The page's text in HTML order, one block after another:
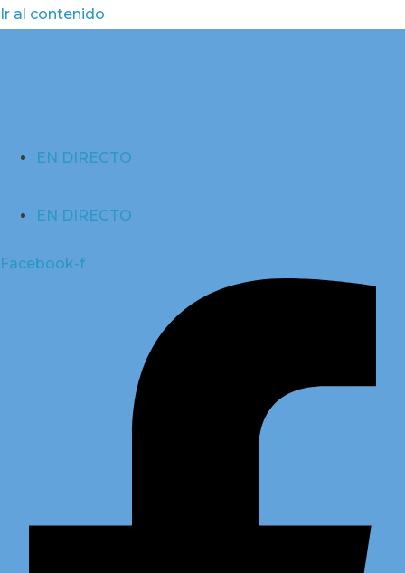
Ir al contenido
EN DIRECTO
EN DIRECTO
Facebook-f